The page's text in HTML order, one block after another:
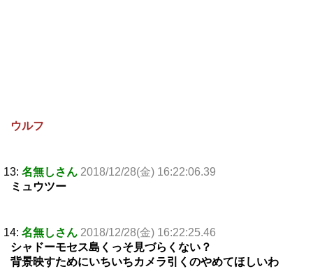
ウルフ
13: 名無しさん 2018/12/28(金) 16:22:06.39
ミュウツー
14: 名無しさん 2018/12/28(金) 16:22:25.46
シャドーモセス島くっそ見づらくない？
背景映すためにいちいちカメラ引くのやめてほしいわ